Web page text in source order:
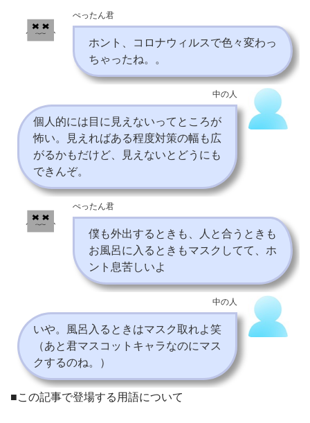
ぺったん君
ホント、コロナウィルスで色々変わっ
ちゃったね。。
中の人
個人的には目に見えないってところが
怖い。見えればある程度対策の幅も広
がるかもだけど、見えないとどうにも
できんぞ。
ぺったん君
僕も外出するときも、人と合うときも
お風呂に入るときもマスクしてて、ホ
ント息苦しいよ
中の人
いや。風呂入るときはマスク取れよ笑
（あと君マスコットキャラなのにマス
クするのね。）
■この記事で登場する用語について